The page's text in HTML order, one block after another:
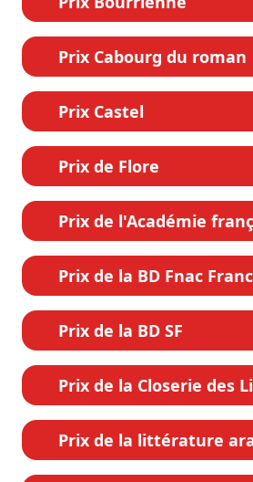
Prix Cabourg du roman
Prix Castel
Prix de Flore
Prix de l'Académie
Prix de la BD Fnac
Prix de la BD SF
Prix de la Closerie des
Prix de la littérature